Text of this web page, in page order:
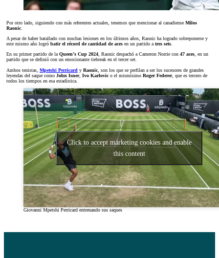
Por otro lado, siguiendo con más referentes actuales, tenemos que mencionar al canadiense Milos
Raonic
A pesar de haber batallado con muchas lesiones en los últimos años, Raonic ha logrado sobreponerse y
este mismo año logró batir el récord de cantidad de aces en un partido a tres sets
En su primer partido de la Queen’s Cup 2024 , Raonic despachó a Cameron Norrie con 47 aces , en un
partido que se definió con un emocionante tiebreak en el tercer set.
Ambos tenistas, Mpetshi Perricard y Raonic , son los que se perfilan a ser los sucesores de grandes
leyendas del saque como John Isner, Ivo Karlovic o el mismísimo Roger Federer, que es tercero de
todos los tiempos en esa estadística.
Click to accept márketing cookies and enable
this content
Giovanni Mpetshi Perricard entrenando sus saques